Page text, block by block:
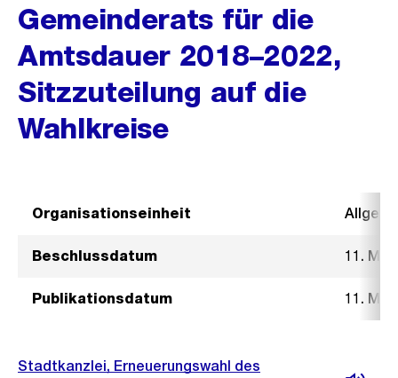
Gemeinderats für die
Amtsdauer 2018–2022,
Sitzzuteilung auf die
Wahlkreise
Organisationseinheit
Beschlussdatum 11. Mai
Publikationsdatum 11. Mai
Stadtkanzlei, Erneuerungswahl des